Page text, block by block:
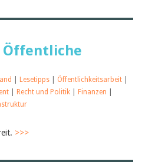
Lesetipps Öffentlichkeitsarbeit
Recht und Politik Finanzen
>>>